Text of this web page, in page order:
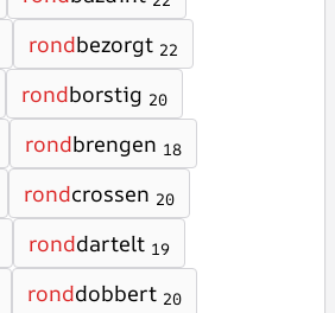
rondbezorgt 22
rondborstig 20
rondbrengen 18
rondcrossen 20
ronddartelt 19
ronddobbert 20